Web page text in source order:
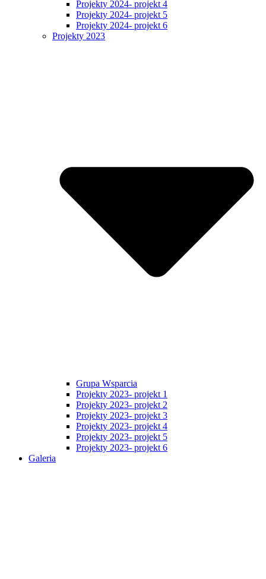
Projekty 2024- projekt 4
Projekty 2024- projekt 5
Projekty 2024- projekt 6
Projekty 2023
Grupa Wsparcia
Projekty 2023- projekt 1
Projekty 2023- projekt 2
Projekty 2023- projekt 3
Projekty 2023- projekt 4
Projekty 2023- projekt 5
Projekty 2023- projekt 6
Galeria